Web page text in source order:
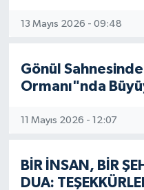
13 Mayıs 2026 - 09:48
Gönül
Ormanı"nda
11 Mayıs 2026 - 12:07
BİR İNSAN, BİR
DUA: